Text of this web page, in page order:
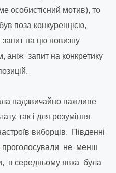
особистісний мотив), то
поза конкуренцією,
запит на цю новизну
аніж запит на конкретику
надзвичайно важливе
так і для розуміння
виборців. Південні
проголосували не менш
в середньому явка була